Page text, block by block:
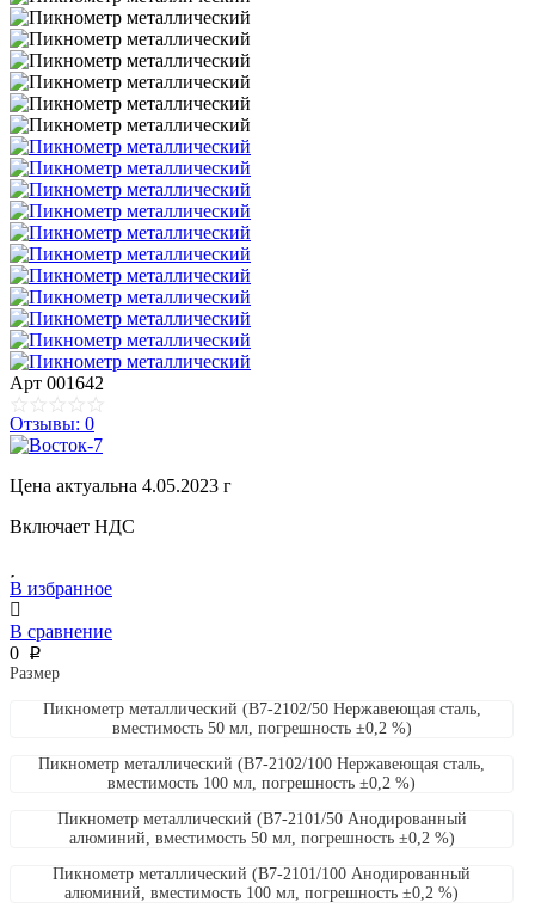
Арт 001642
Отзывы: 0
Цена актуальна 4.05.2023 г
Включает НДС
В избранное
В сравнение
0 p
Размер
Пикнометр металлический (В7-2102/50 Нержавеющая сталь,
вместимость 50 мл, погрешность ±0,2 %)
Пикнометр металлический (В7-2102/100 Нержавеющая сталь,
вместимость 100 мл, погрешность ±0,2 %)
Пикнометр металлический (В7-2101/50 Анодированный
алюминий, вместимость 50 мл, погрешность ±0,2 %)
Пикнометр металлический (В7-2101/100 Анодированный
алюминий, вместимость 100 мл, погрешность ±0,2 %)